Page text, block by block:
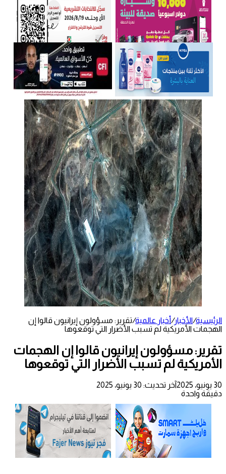
الرئيسية/الأخبار/أخبار عالمية/تقرير: مسؤولون إيرانيون قالوا إن
الهجمات الأمريكية لم تسبب الأضرار التي توقعوها
تقرير: مسؤولون إيرانيون قالوا إن الهجمات
الأمريكية لم تسبب الأضرار التي توقعوها
30 يونيو، 2025
آخر تحديث: 30 يونيو، 2025
دقيقة واحدة